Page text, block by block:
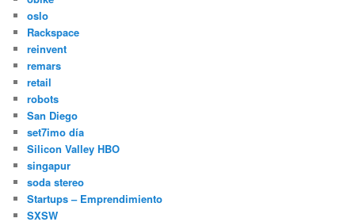
oslo
Rackspace
reinvent
remars
retail
robots
San Diego
set7imo día
Silicon Valley HBO
singapur
soda stereo
Startups – Emprendimiento
SXSW